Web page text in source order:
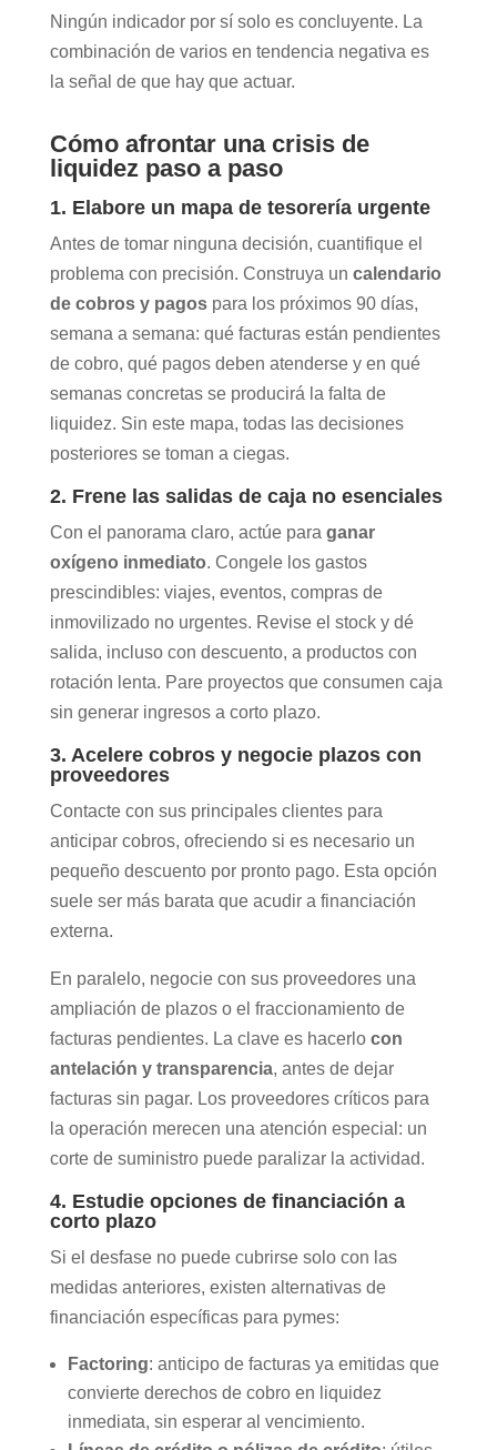
Ningún indicador por sí solo es concluyente. La
combinación de varios en tendencia negativa es
la señal de que hay que actuar.
Cómo afrontar una crisis de
liquidez paso a paso
1. Elabore un mapa de tesorería urgente
Antes de tomar ninguna decisión, cuantifique el
problema con precisión. Construya un calendario
de cobros y pagospara los próximos 90 días,
semana a semana: qué facturas están pendientes
de cobro, qué pagos deben atenderse y en qué
semanas concretas se producirá la falta de
liquidez. Sin este mapa, todas las decisiones
posteriores se toman a ciegas.
2. Frene las salidas de caja no esenciales
Con el panorama claro, actúe para ganar
oxígeno inmediato. Congele los gastos
prescindibles: viajes, eventos, compras de
inmovilizado no urgentes. Revise el stock y dé
salida, incluso con descuento, a productos con
rotación lenta. Pare proyectos que consumen caja
sin generar ingresos a corto plazo.
3. Acelere cobros y negocie plazos con
proveedores
Contacte con sus principales clientes para
anticipar cobros, ofreciendo si es necesario un
pequeño descuento por pronto pago. Esta opción
suele ser más barata que acudir a financiación
externa.
En paralelo, negocie con sus proveedores una
ampliación de plazos o el fraccionamiento de
facturas pendientes. La clave es hacerlo con
antelación y transparencia, antes de dejar
facturas sin pagar. Los proveedores críticos para
la operación merecen una atención especial: un
corte de suministro puede paralizar la actividad.
4. Estudie opciones de financiación a
corto plazo
Si el desfase no puede cubrirse solo con las
medidas anteriores, existen alternativas de
financiación específicas para pymes:
Factoring: anticipo de facturas ya emitidas que
convierte derechos de cobro en liquidez
inmediata, sin esperar al vencimiento.